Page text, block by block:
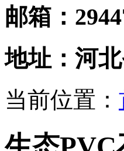
邮箱：
地址：河
当前位置：